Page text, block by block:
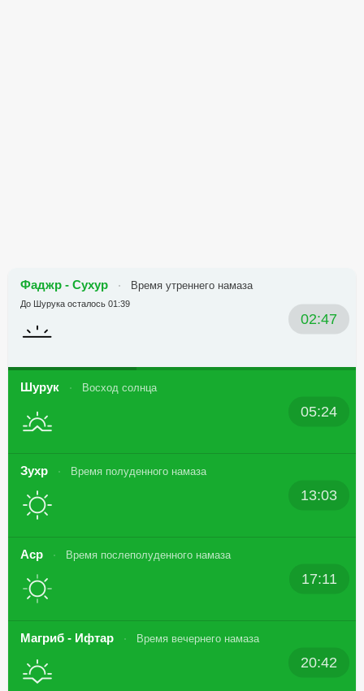
Фаджр - Сухур Время утреннего намаза
02:47
До Шурука осталось 01:39
Шурук Восход солнца
05:24
Зухр Время полуденного намаза
13:03
Аср Время послеполуденного намаза
17:11
Магриб - Ифтар Время вечернего намаза
20:42